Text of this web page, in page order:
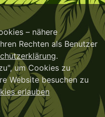
– nähere
Rechten als Benutzer
.
um Cookies zu
Website besuchen zu
erlauben